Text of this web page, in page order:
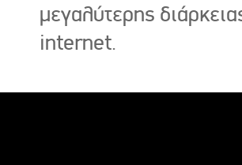
μεγαλύτερης
internet.